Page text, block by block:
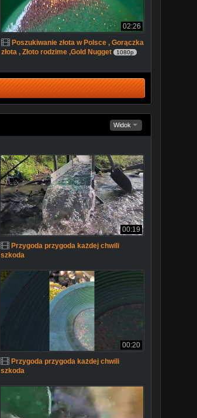
02:26
Poszukiwanie złota w Polsce , Gorączka
złota , Złoto rodzime ,Gold Nugget
1080p
Widok
00:19
Przygoda przygoda każdej chwili
szkoda
00:20
Przygoda przygoda każdej chwili
szkoda